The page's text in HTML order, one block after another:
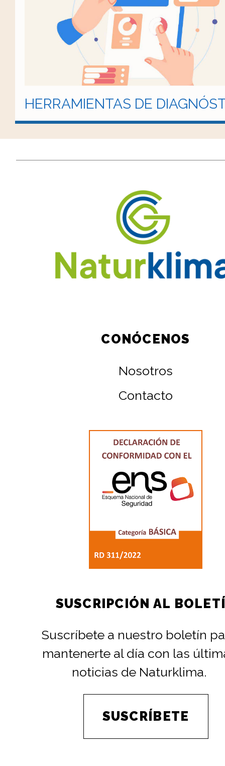
HERRAMIENTAS DE
CONÓCENOS
Nosotros
Contacto
SUSCRIPCIÓN AL
Suscríbete a nuestro boletín
mantenerte al día con las
noticias de Naturklima.
SUSCRÍBETE